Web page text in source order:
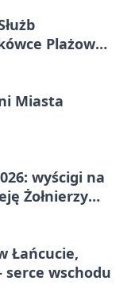
Plażowej
Miasta
wyścigi na
Żołnierzy
Łańcucie,
serce wschodu